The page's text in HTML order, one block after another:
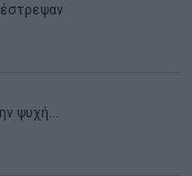
ψυχή…